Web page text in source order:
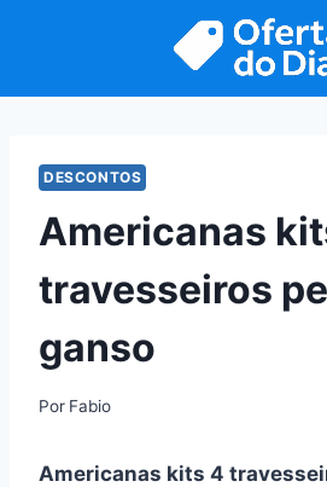
DESCONTOS
Americanas
travesseiros
ganso
Por Fabio
Americanas kits 4